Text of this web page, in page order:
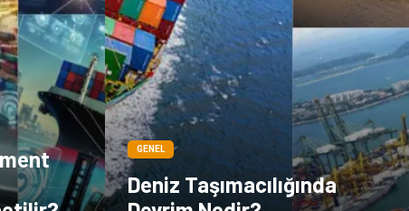
GENEL
Deniz Taşımacılığında